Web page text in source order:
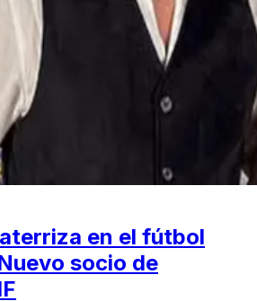
en el fútbol
socio de